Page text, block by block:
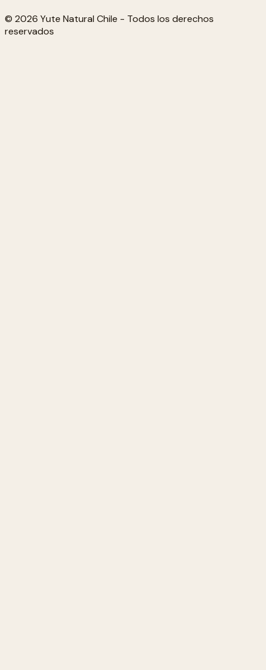
© 2026 Yute Natural Chile - Todos los derechos
reservados